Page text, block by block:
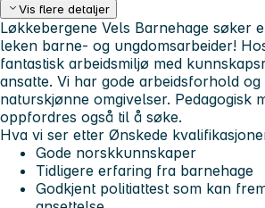
Vis flere detaljer
Løkkebergene Vels Barnehage søker
leken barne- og ungdomsarbeider!
fantastisk arbeidsmiljø med
ansatte. Vi har gode arbeidsforhold
naturskjønne omgivelser. Pedagogisk
oppfordres også til å søke.
Hva vi ser etter Ønskede
Gode norskkunnskaper
Tidligere erfaring fra barnehage
Godkjent politiattest som kan